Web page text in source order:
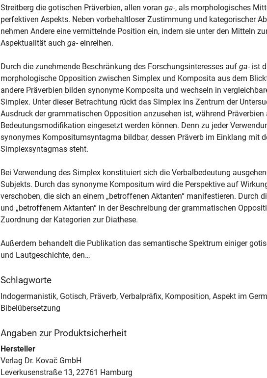
Streitberg die gotischen Präverbien, allen voran ga-, als morphologisches
perfektiven Aspekts. Neben vorbehaltloser Zustimmung und kategorischer
nehmen Andere eine vermittelnde Position ein, indem sie unter den Mitteln
Aspektualität auch ga-einreihen.
Durch die zunehmende Beschränkung des Forschungsinteresses auf ga-ist
morphologische Opposition zwischen Simplex und Komposita aus dem
andere Präverbien bilden synonyme Komposita und wechseln in
Simplex. Unter dieser Betrachtung rückt das Simplex ins Zentrum der
Ausdruck der grammatischen Opposition anzusehen ist, während Präverbien
Bedeutungsmodifikation eingesetzt werden können. Denn zu jeder
synonymes Kompositumsyntagma bildbar, dessen Präverb im Einklang mit
Simplexsyntagmas steht.
Bei Verwendung des Simplex konstituiert sich die Verbalbedeutung
Subjekts. Durch das synonyme Kompositum wird die Perspektive auf
verschoben, die sich an einem „betroffenen Aktanten“ manifestieren. Durch
und „betroffenem Aktanten“ in der Beschreibung der grammatischen
Zuordnung der Kategorien zur Diathese.
Außerdem behandelt die Publikation das semantische Spektrum einiger
und Lautgeschichte, den…
Schlagworte
Indogermanistik, Gotisch, Präverb, Verbalpräfix, Komposition, Aspekt im
Bibelübersetzung
Angaben zur Produktsicherheit
Hersteller
Verlag Dr. Kovač GmbH
Leverkusenstraße 13, 22761 Hamburg